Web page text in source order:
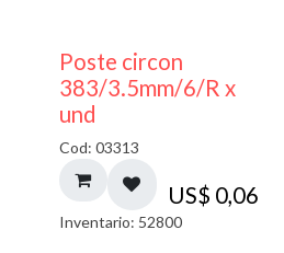
Poste circon
383/3.5mm/6/R x
und
Cod: 03313
US$ 0,06
Inventario: 52800